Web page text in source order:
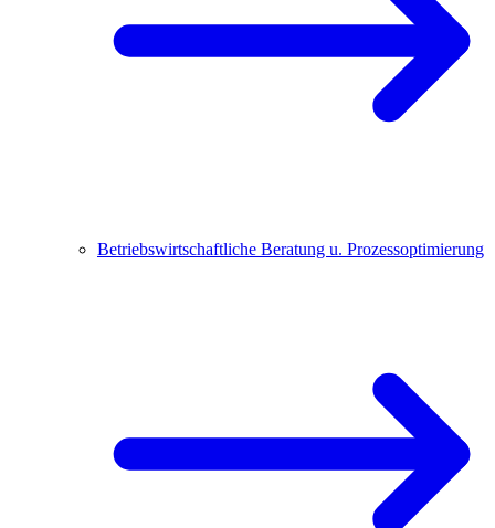
Betriebswirtschaftliche Beratung u. Prozessoptimierung